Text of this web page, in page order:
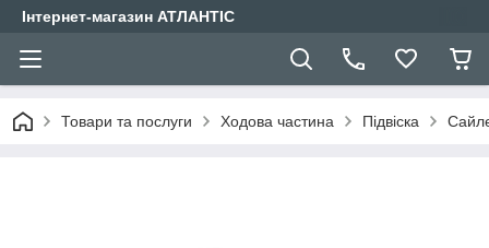
Інтернет-магазин АТЛАНТІС
Товари та послуги Ходова частина Підвіска